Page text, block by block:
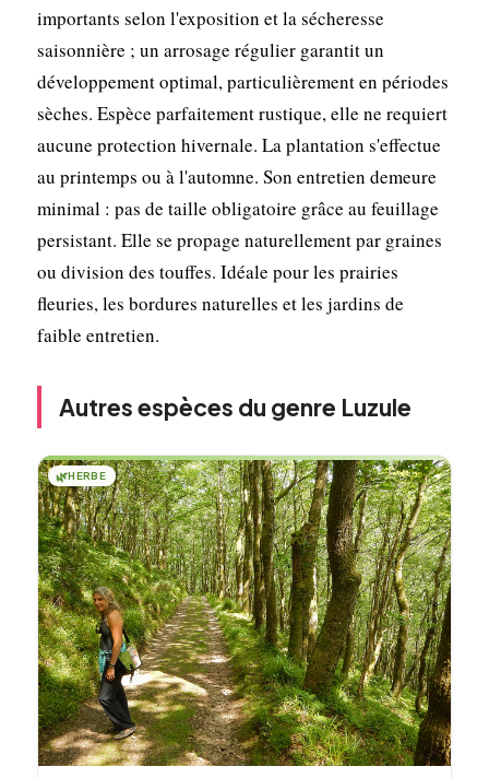
importants selon l'exposition et la sécheresse
saisonnière ; un arrosage régulier garantit un
développement optimal, particulièrement en périodes
sèches. Espèce parfaitement rustique, elle ne requiert
aucune protection hivernale. La plantation s'effectue
au printemps ou à l'automne. Son entretien demeure
minimal : pas de taille obligatoire grâce au feuillage
persistant. Elle se propage naturellement par graines
ou division des touffes. Idéale pour les prairies
fleuries, les bordures naturelles et les jardins de
faible entretien.
Autres espèces du genre Luzule
🌿HERBE